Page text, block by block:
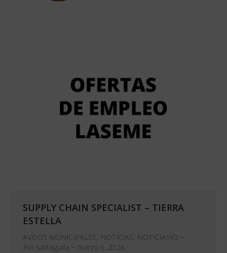
SUPPLY CHAIN SPECIALIST – TIERRA
ESTELLA
AVISOS MUNICIPALES, NOTICIAS, NOTICIASV2
Por sartaguda marzo 6, 2026